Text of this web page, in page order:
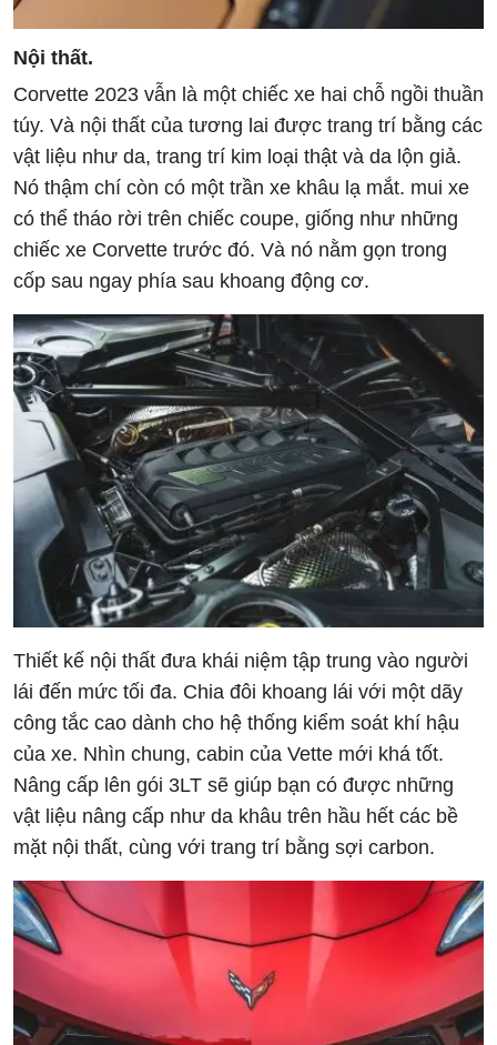
Nội thất.
Corvette 2023 vẫn là một chiếc xe hai chỗ ngồi thuần
túy. Và nội thất của tương lai được trang trí bằng các
vật liệu như da, trang trí kim loại thật và da lộn giả.
Nó thậm chí còn có một trần xe khâu lạ mắt. mui xe
có thể tháo rời trên chiếc coupe, giống như những
chiếc xe Corvette trước đó. Và nó nằm gọn trong
cốp sau ngay phía sau khoang động cơ.
Thiết kế nội thất đưa khái niệm tập trung vào người
lái đến mức tối đa. Chia đôi khoang lái với một dãy
công tắc cao dành cho hệ thống kiểm soát khí hậu
của xe. Nhìn chung, cabin của Vette mới khá tốt.
Nâng cấp lên gói 3LT sẽ giúp bạn có được những
vật liệu nâng cấp như da khâu trên hầu hết các bề
mặt nội thất, cùng với trang trí bằng sợi carbon.